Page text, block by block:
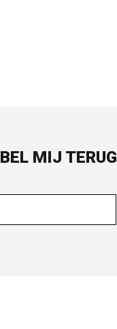
BEL MIJ TERUG